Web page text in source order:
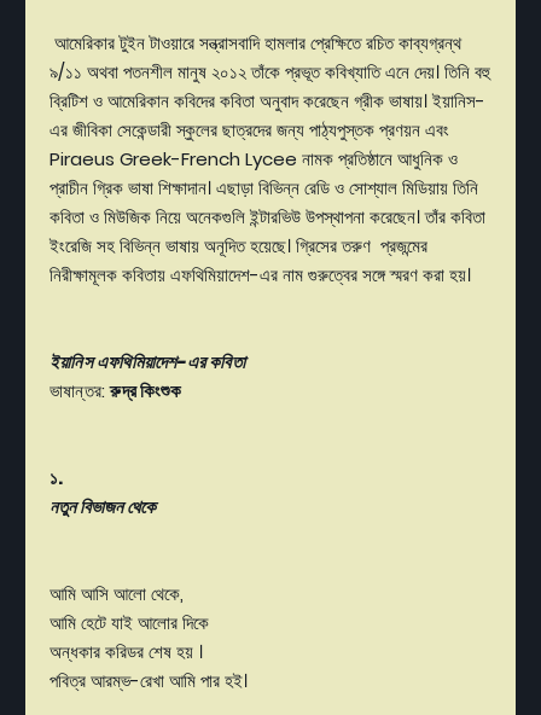
আমেরিকার টুইন টাওয়ারে সন্ত্রাসবাদি হামলার প্রেক্ষিতে রচিত কাব্যগ্রন্থ
৯/১১ অথবা পতনশীল মানুষ ২০১২ তাঁকে প্রভূত কবিখ্যাতি এনে দেয়। তিনি বহু
ব্রিটিশ ও আমেরিকান কবিদের কবিতা অনুবাদ করেছেন গ্রীক ভাষায়। ইয়ানিস-
এর জীবিকা সেকেন্ডারী স্কুলের ছাত্রদের জন্য পাঠ্যপুস্তক প্রণয়ন এবং
Piraeus Greek-French Lycee নামক প্রতিষ্ঠানে আধুনিক ও
প্রাচীন গ্রিক ভাষা শিক্ষাদান। এছাড়া বিভিন্ন রেডি ও সোশ্যাল মিডিয়ায় তিনি
কবিতা ও মিউজিক নিয়ে অনেকগুলি ইন্টারভিউ উপস্থাপনা করেছেন। তাঁর কবিতা
ইংরেজি সহ বিভিন্ন ভাষায় অনূদিত হয়েছে। গ্রিসের তরুণ প্রজন্মের
নিরীক্ষামূলক কবিতায় এফথিমিয়াদেশ-এর নাম গুরুত্বের সঙ্গে স্মরণ করা হয়।
ইয়ানিস এফথিমিয়াদেশ-এর কবিতা
ভাষান্তর:রুদ্র কিংশুক
১.
নতুন বিভাজন থেকে
আমি আসি আলো থেকে,
আমি হেটে যাই আলোর দিকে
অন্ধকার করিডর শেষ হয় ।
পবিত্র আরম্ভ-রেখা আমি পার হই।